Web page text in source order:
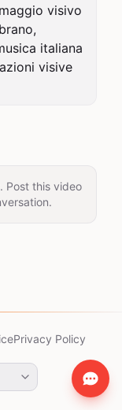
visivo
italiana
visive
Post this video
Privacy Policy